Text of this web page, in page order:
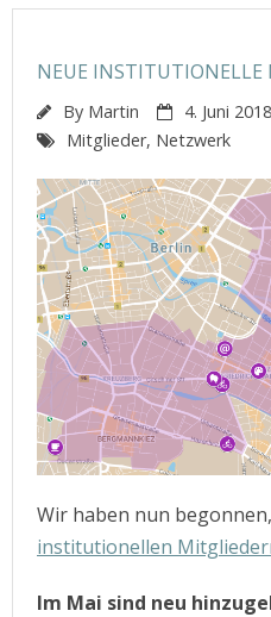
NEUE INSTITUTIONELLE
By Martin 4. Juni 2018
Mitglieder, Netzwerk
Wir haben nun
institutionellen
Im Mai sind neu